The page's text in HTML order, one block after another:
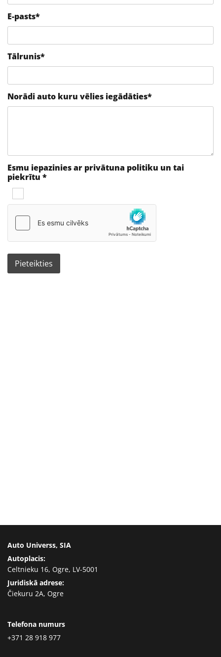
E-pasts*
Tālrunis*
Norādi auto kuru vēlies iegādāties*
Esmu iepazinies ar privātuna politiku un tai
piekrītu *
Auto Universs, SIA
Autoplacis:
Celtnieku 16, Ogre, LV-5001
Juridiskā adrese:
Čiekuru 2A, Ogre
Telefona numurs
+371 28 918 977